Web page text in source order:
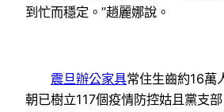
到忙而穩定。”趙麗娜說。
震旦辦公家具常住生齒約16萬
朝已樹立117個疫情防控姑且黨支